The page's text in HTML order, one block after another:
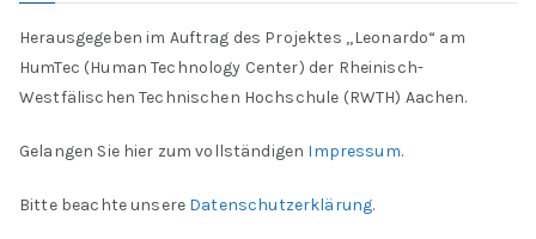
Herausgegeben im Auftrag des Projektes „Leonardo“ am
HumTec (Human Technology Center) der Rheinisch-
Westfälischen Technischen Hochschule (RWTH) Aachen.
Gelangen Sie hier zum vollständigen Impressum.
Bitte beachte unsere Datenschutzerklärung.